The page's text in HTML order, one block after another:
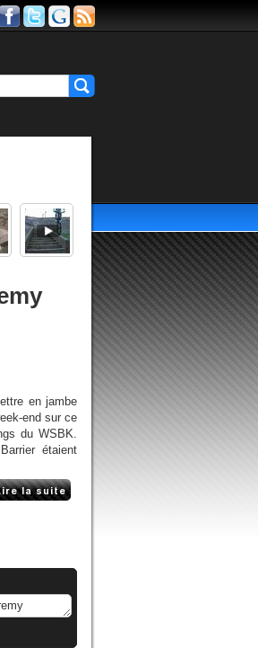
en jambe
end sur ce
du WSBK.
étaient